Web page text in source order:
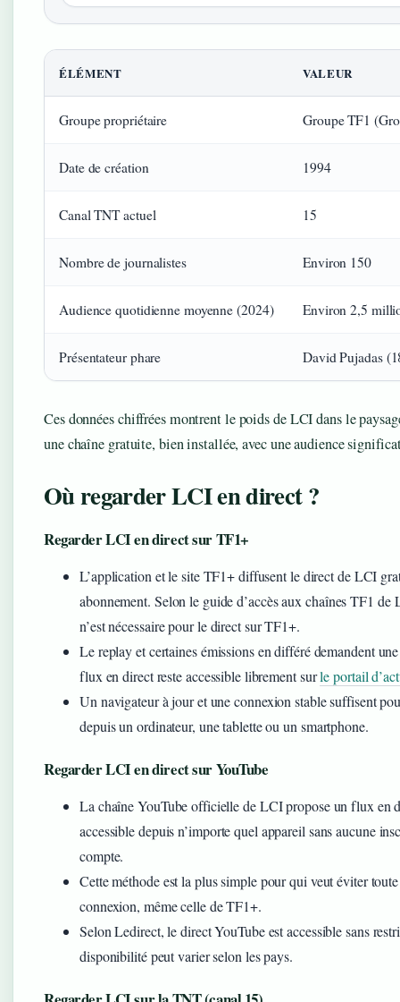
ÉLÉMENT VALEUR
Groupe propriétaire Groupe TF1
Date de création 1994
Canal TNT actuel 15
Nombre de journalistes Environ 150
Audience quotidienne moyenne (2024) Environ 2,5
Présentateur phare David Pujadas
Ces données chiffrées montrent le poids de LCI dans le
une chaîne gratuite, bien installée, avec une audience
Où regarder LCI en direct ?
Regarder LCI en direct sur TF1+
L’application et le site TF1+ diffusent le direct de LCI
abonnement. Selon le guide d’accès aux chaînes TF1 de
n’est nécessaire pour le direct sur TF1+.
Le replay et certaines émissions en différé demandent
flux en direct reste accessible librement surle portail
Un navigateur à jour et une connexion stable suffisent
depuis un ordinateur, une tablette ou un smartphone.
Regarder LCI en direct sur YouTube
La chaîne YouTube officielle de LCI propose un flux en
accessible depuis n’importe quel appareil sans aucune
compte.
Cette méthode est la plus simple pour qui veut éviter
connexion, même celle de TF1+.
Selon Ledirect, le direct YouTube est accessible sans
disponibilité peut varier selon les pays.